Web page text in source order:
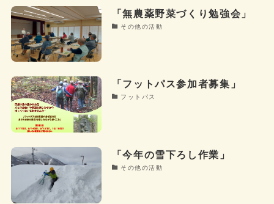
「無農薬野菜づくり勉強会」
その他の活動
「フットパス参加者募集」
フットパス
「今年の雪下ろし作業」
その他の活動